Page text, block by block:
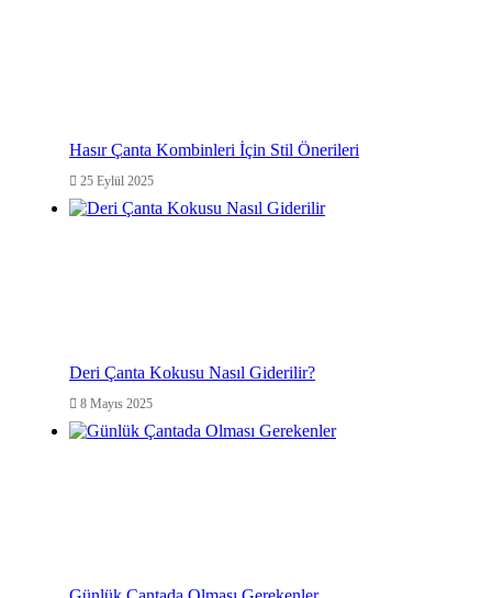
Hasır Çanta Kombinleri İçin Stil Önerileri
25 Eylül 2025
Deri Çanta Kokusu Nasıl Giderilir?
8 Mayıs 2025